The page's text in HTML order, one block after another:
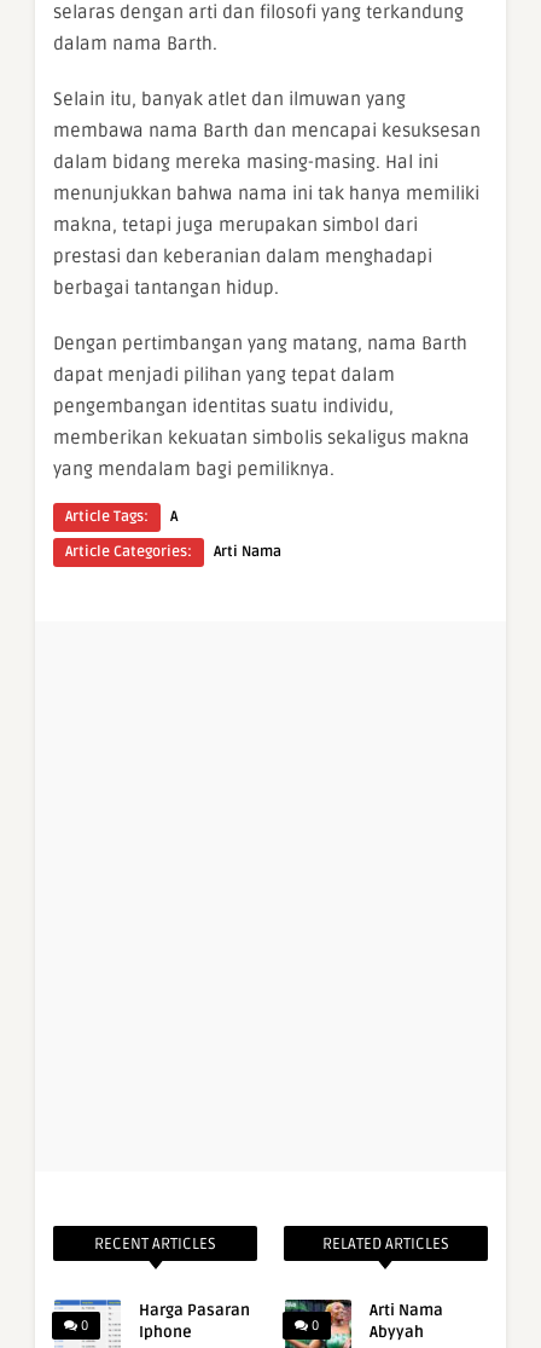
selaras dengan arti dan filosofi yang terkandung
dalam nama Barth.
Selain itu, banyak atlet dan ilmuwan yang
membawa nama Barth dan mencapai kesuksesan
dalam bidang mereka masing-masing. Hal ini
menunjukkan bahwa nama ini tak hanya memiliki
makna, tetapi juga merupakan simbol dari
prestasi dan keberanian dalam menghadapi
berbagai tantangan hidup.
Dengan pertimbangan yang matang, nama Barth
dapat menjadi pilihan yang tepat dalam
pengembangan identitas suatu individu,
memberikan kekuatan simbolis sekaligus makna
yang mendalam bagi pemiliknya.
Article Tags:
A
Article Categories:
Arti Nama
RECENT ARTICLES
0
Harga Pasaran
Iphone
RELATED ARTICLES
0
Arti Nama
Abyyah